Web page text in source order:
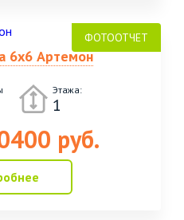
6х6 Артемон
Этажа:
1
руб.